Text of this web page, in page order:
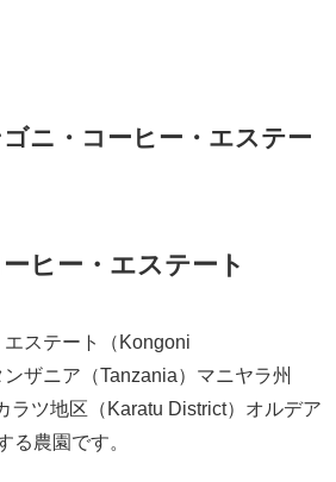
ニ・コーヒー・エステー
ヒー・エステート
ステート（Kongoni
ザニア（Tanzania）マニヤラ州
ラツ地区（Karatu District）オルデア
る農園です。